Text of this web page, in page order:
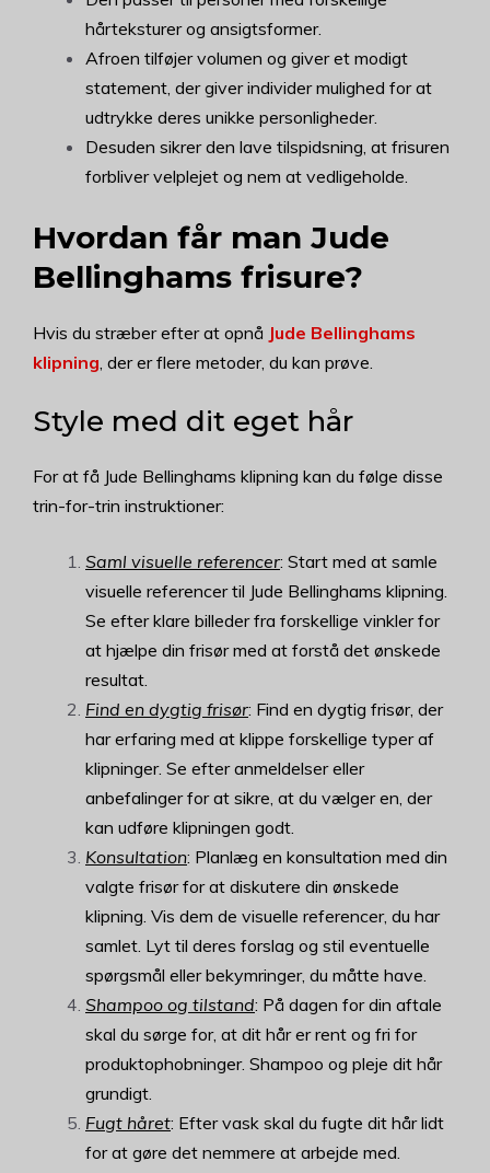
hårteksturer og ansigtsformer.
Afroen tilføjer volumen og giver et modigt
statement, der giver individer mulighed for at
udtrykke deres unikke personligheder.
Desuden sikrer den lave tilspidsning, at frisuren
forbliver velplejet og nem at vedligeholde.
Hvordan får man Jude
Bellinghams frisure?
Hvis du stræber efter at opnå Jude Bellinghams
klipning, der er flere metoder, du kan prøve.
Style med dit eget hår
For at få Jude Bellinghams klipning kan du følge disse
trin-for-trin instruktioner:
Saml visuelle referencer: Start med at samle
visuelle referencer til Jude Bellinghams klipning.
Se efter klare billeder fra forskellige vinkler for
at hjælpe din frisør med at forstå det ønskede
resultat.
Find en dygtig frisør: Find en dygtig frisør, der
har erfaring med at klippe forskellige typer af
klipninger. Se efter anmeldelser eller
anbefalinger for at sikre, at du vælger en, der
kan udføre klipningen godt.
Konsultation: Planlæg en konsultation med din
valgte frisør for at diskutere din ønskede
klipning. Vis dem de visuelle referencer, du har
samlet. Lyt til deres forslag og stil eventuelle
spørgsmål eller bekymringer, du måtte have.
Shampoo og tilstand: På dagen for din aftale
skal du sørge for, at dit hår er rent og fri for
produktophobninger. Shampoo og pleje dit hår
grundigt.
Fugt håret: Efter vask skal du fugte dit hår lidt
for at gøre det nemmere at arbejde med.